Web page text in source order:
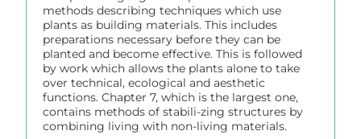
methods describing techniques which use
plants as building materials. This includes
preparations necessary before they can be
planted and become effective. This is followed
by work which allows the plants alone to take
over technical, ecological and aesthetic
functions. Chapter 7, which is the largest one,
contains methods of stabili-zing structures by
combining living with non-living materials.